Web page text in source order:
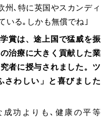
州､特に英国やスカンディ
いる｡しかも無償でね｣
賞は、途上国で猛威を振
治療に大きく貢献した業
者に授与されました。ツ
さわしい」と喜びました
成功よりも､健康の平等